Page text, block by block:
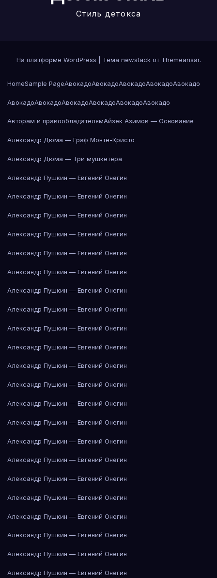
Стиль детокса
На платформе WordPress Тема newstack от Themeansar.
HomeSample PageАвокадоАвокадоАвокадоАвокадоАвокадо
АвокадоАвокадоАвокадоАвокадоАвокадоАвокадо
Авторам и правообладателямАйзек Азимов — Основание
Александр Дюма — Граф Монте-Кристо
Александр Дюма — Три мушкетёра
Александр Пушкин — Евгений Онегин
Александр Пушкин — Евгений Онегин
Александр Пушкин — Евгений Онегин
Александр Пушкин — Евгений Онегин
Александр Пушкин — Евгений Онегин
Александр Пушкин — Евгений Онегин
Александр Пушкин — Евгений Онегин
Александр Пушкин — Евгений Онегин
Александр Пушкин — Евгений Онегин
Александр Пушкин — Евгений Онегин
Александр Пушкин — Евгений Онегин
Александр Пушкин — Евгений Онегин
Александр Пушкин — Евгений Онегин
Александр Пушкин — Евгений Онегин
Александр Пушкин — Евгений Онегин
Александр Пушкин — Евгений Онегин
Александр Пушкин — Евгений Онегин
Александр Пушкин — Евгений Онегин
Александр Пушкин — Евгений Онегин
Александр Пушкин — Евгений Онегин
Александр Пушкин — Евгений Онегин
Александр Пушкин — Евгений Онегин